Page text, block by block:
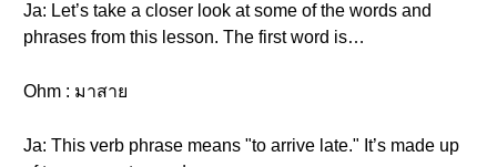
Ja: Let’s take a closer look at some of the words and
phrases from this lesson. The first word is…
Ohm : มาสาย
Ja: This verb phrase means "to arrive late." It’s made up